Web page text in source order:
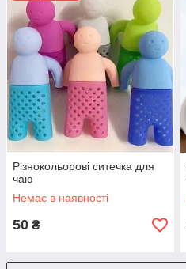
Різнокольорові ситечка для
чаю
Немає в наявності
50 ₴